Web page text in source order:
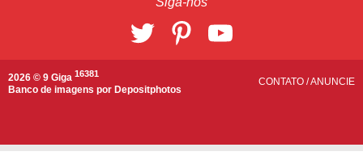
2026 © 9 Giga 16381
Banco de imagens por Depositphotos
CONTATO /ANUNCIE